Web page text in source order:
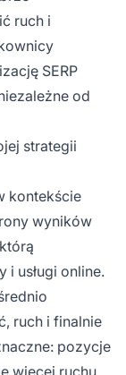
ruch i
SERP
od
strategii
kontekście
wyników
usługi online.
ruch i finalnie
pozycje